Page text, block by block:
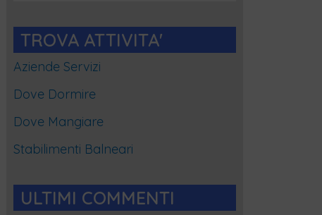
TROVA ATTIVITA'
Aziende Servizi
Dove Dormire
Dove Mangiare
Stabilimenti Balneari
ULTIMI COMMENTI